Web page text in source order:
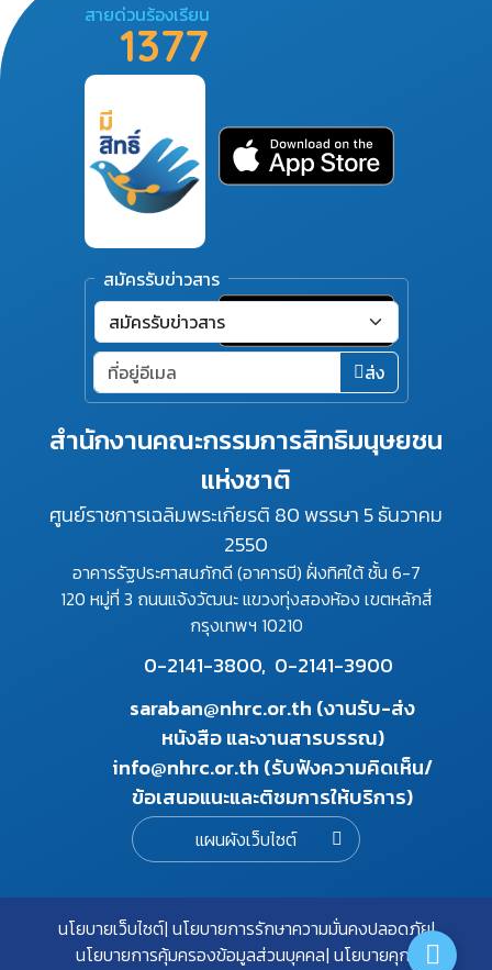
สำนักงานคณะกรรมการสิทธิมนุษยชน
แห่งชาติ
ศูนย์ราชการเฉลิมพระเกียรติ 80 พรรษา 5 ธันวาคม
2550
อาคารรัฐประศาสนภักดี (อาคารบี) ฝั่งทิศใต้ ชั้น 6-7
120 หมู่ที่ 3 ถนนแจ้งวัฒนะ แขวงทุ่งสองห้อง เขตหลักสี่
กรุงเทพฯ 10210
0-2141-3800, 0-2141-3900
saraban@nhrc.or.th (งานรับ-ส่ง
หนังสือ และงานสารบรรณ)
info@nhrc.or.th (รับฟังความคิดเห็น/
ข้อเสนอแนะและติชมการให้บริการ)
แผนผังเว็บไซต์
สายด่วนร้องเรียน
1377
สมัครรับข่าวสาร
ส่ง
นโยบายเว็บไซต์ นโยบายการรักษาความมั่นคงปลอดภัย
นโยบายการคุ้มครองข้อมูลส่วนบุคคล นโยบายคุกกี้